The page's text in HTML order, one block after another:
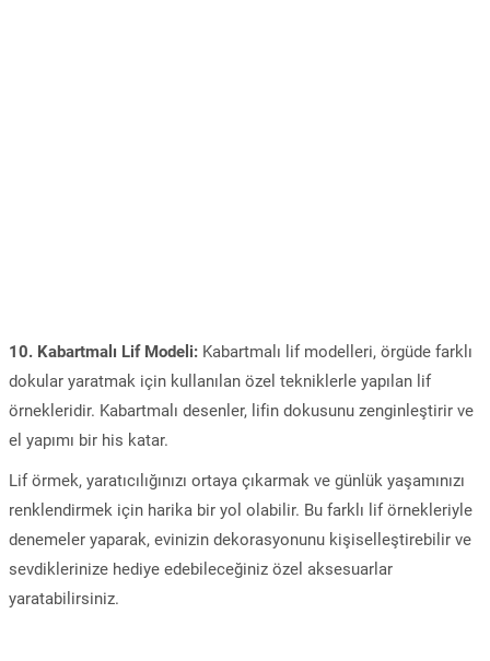
10. Kabartmalı Lif Modeli: Kabartmalı lif modelleri, örgüde farklı
dokular yaratmak için kullanılan özel tekniklerle yapılan lif
örnekleridir. Kabartmalı desenler, lifin dokusunu zenginleştirir ve
el yapımı bir his katar.
Lif örmek, yaratıcılığınızı ortaya çıkarmak ve günlük yaşamınızı
renklendirmek için harika bir yol olabilir. Bu farklı lif örnekleriyle
denemeler yaparak, evinizin dekorasyonunu kişiselleştirebilir ve
sevdiklerinize hediye edebileceğiniz özel aksesuarlar
yaratabilirsiniz.